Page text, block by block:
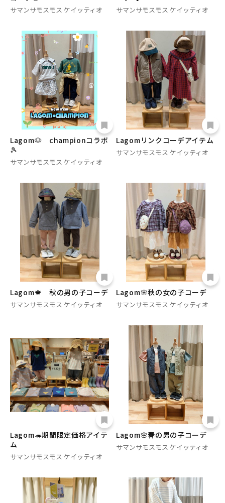
サマンサモスモス ケイッティオ サマンサモスモス ケイッティオ
Lagom🐶 championコラボ
🎾
サマンサモスモス ケイッティオ
Lagomリンクコーデアイテム
サマンサモスモス ケイッティオ
Lagom🍁 秋の男の子コーデ
サマンサモスモス ケイッティオ
Lagom🌸秋の女の子コーデ
サマンサモスモス ケイッティオ
Lagom🦔期間限定価格アイテ
ム
サマンサモスモス ケイッティオ
Lagom🌸春の男の子コーデ
サマンサモスモス ケイッティオ